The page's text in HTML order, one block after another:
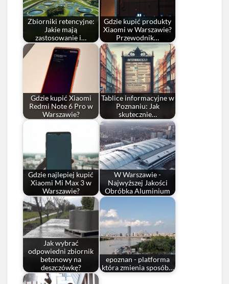
Zbiorniki retencyjne:
Jakie mają
zastosowanie i…
Gdzie kupić produkty
Xiaomi w Warszawie?
Przewodnik…
Gdzie kupić Xiaomi
Redmi Note 6 Pro w
Warszawie?
Tablice informacyjne w
Poznaniu: Jak
skutecznie…
Gdzie najlepiej kupić
Xiaomi Mi Max 3 w
Warszawie?
W Warszawie -
Najwyższej Jakości
Obróbka Aluminium
Jak wybrać
odpowiedni zbiornik
betonowy na
deszczówkę?
epoznan - platforma
która zmienia sposób…